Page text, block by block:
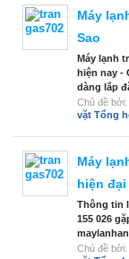
Máy
Sao
Máy lạnh
hiện nay -
dàng lắp
Chủ đề bởi:
vặt Tổng
Máy
hiện đại
Thông tin
155 026
Chủ đề bởi: